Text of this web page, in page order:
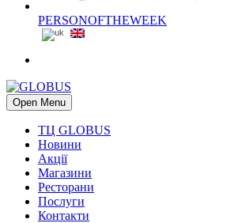
PERSONOFTHEWEEK
Open Menu
ТЦ GLOBUS
Новини
Акції
Магазини
Ресторани
Послуги
Контакти